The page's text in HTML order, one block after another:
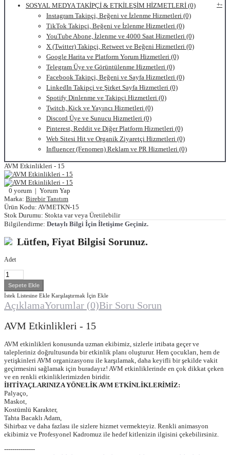
SOSYAL MEDYA TAKİPÇİ & ETKİLEŞİM HİZMETLERİ (0)
+-
Instagram Takipçi, Beğeni ve İzlenme Hizmetleri (0)
TikTok Takipçi, Beğeni ve İzlenme Hizmetleri (0)
YouTube Abone, İzlenme ve 4000 Saat Hizmetleri (0)
X (Twitter) Takipçi, Retweet ve Beğeni Hizmetleri (0)
Google Harita ve Platform Yorum Hizmetleri (0)
Telegram Üye ve Görüntülenme Hizmetleri (0)
Facebook Takipçi, Beğeni ve Sayfa Hizmetleri (0)
LinkedIn Takipçi ve Şirket Sayfa Hizmetleri (0)
Spotify Dinlenme ve Takipçi Hizmetleri (0)
Twitch, Kick ve Yayıncı Hizmetleri (0)
Discord Üye ve Sunucu Hizmetleri (0)
Pinterest, Reddit ve Diğer Platform Hizmetleri (0)
Web Sitesi Hit ve Organik Ziyaretçi Hizmetleri (0)
Influencer (Fenomen) Reklam ve PR Hizmetleri (0)
AVM Etkinlikleri - 15
0 yorum | Yorum Yap
Marka: Birebir Tanıtım
Ürün Kodu: AVMETKN-15
Stok Durumu: Stokta var veya Üretilebilir
Bilgilendirme: Detaylı Bilgi İçin İletişime Geçiniz.
Lütfen, Fiyat Bilgisi Sorunuz.
Adet
İstek Listesine Ekle Karşılaştırmak İçin Ekle
AçıklamaYorumlar (0)Bir Soru Sorun
AVM Etkinlikleri - 15
AVM etkinlikleri konusunda uzman ekibimiz, sizlerle irtibata geçer ve
talepleriniz doğrultusunda bir etkinlik planı oluşturur. Hem çocukları, hem de
yetişkinleri AVM organizasyonu ile karşılamak, daha keyifli bir şekilde vakit
geçirmesini sağlamak için buradayız! AVM etkinliklerinde en çok dikkat çeken
ve en renkli etkinliklerimizden biridir.
İHTİYAÇLARINIZA YÖNELİK AVM ETKİNLİKLERİMİZ:
Palyaço,
Maskot,
Kostümlü Karakter,
Tahta Bacaklı Adam,
Sihirbaz ve daha fazlası ile sizlere hizmet vermekteyiz. Renkli animasyon
ekibimiz ve Profesyonel Kadromuz ile hedef kitlenizin ilgisini çekebilirsiniz.
---------------